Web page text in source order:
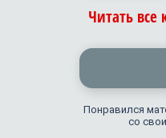
Читать
Понравился
со